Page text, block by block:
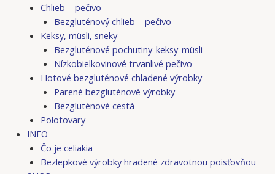
Chlieb – pečivo
Bezgluténový chlieb – pečivo
Keksy, müsli, sneky
Bezgluténové pochutiny-keksy-müsli
Nízkobielkovinové trvanlivé pečivo
Hotové bezgluténové chladené výrobky
Parené bezgluténové výrobky
Bezgluténové cestá
Polotovary
INFO
Čo je celiakia
Bezlepkové výrobky hradené zdravotnou poisťovňou